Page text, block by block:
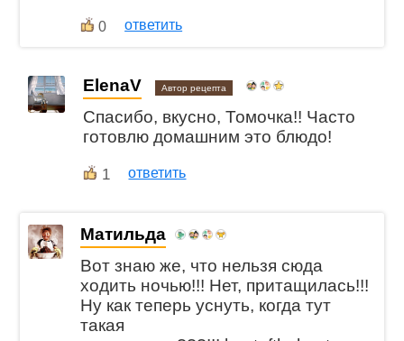
0 ответить
ElenaV Автор рецепта
Спасибо, вкусно, Томочка!! Часто
готовлю домашним это блюдо!
1 ответить
Матильда
Вот знаю же, что нельзя сюда
ходить ночью!!! Нет, притащилась!!!
Ну как теперь уснуть, когда тут
такая